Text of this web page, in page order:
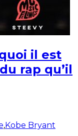
il est
rap qu’il
,Kobe Bryant